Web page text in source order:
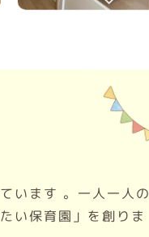
います 。一人一人の
い保育園」を創りま